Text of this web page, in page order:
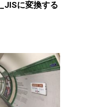
に変換する